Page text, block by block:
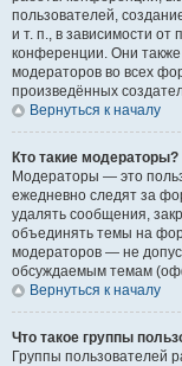
пользователей,
и т. п., в зависимости
конференции. Они также
модераторов во всех
произведённых
Вернуться к началу
Кто такие модераторы?
Модераторы — это
ежедневно следят за
удалять сообщения,
объединять темы на
модераторов — не
обсуждаемым темам
Вернуться к началу
Что такое группы
Группы пользователей